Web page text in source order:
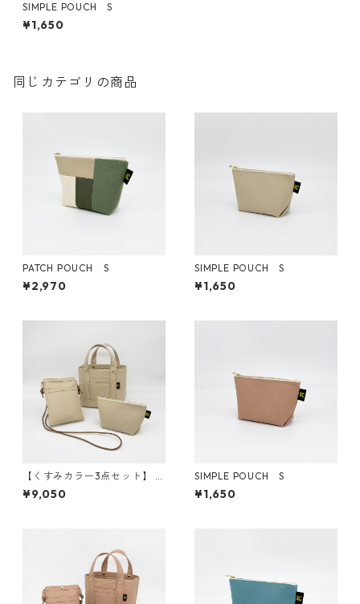
SIMPLE POUCH S
¥1,650
同じカテゴリの商品
PATCH POUCH S
¥2,970
SIMPLE POUCH S
¥1,650
【くすみカラー3点セット】 ト
ートバッグSS ／ シンプルポー
チS ／ スマホショルダー
¥9,050
SIMPLE POUCH S
¥1,650